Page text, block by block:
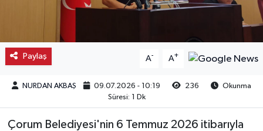
Paylaş A- A+
NURDAN AKBAŞ 09.07.2026 - 10:19 236
Okunma
Süresi: 1 Dk
Çorum Belediyesi'nin 6 Temmuz 2026 itibarıyla
Laçin
Mecitözü
Oğuzlar